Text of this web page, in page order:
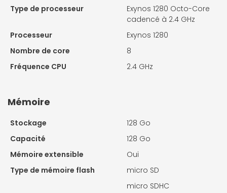
Type de processeur
Exynos 1280 Octo-Core
cadencé à 2.4 GHz
Processeur
Exynos 1280
Nombre de core
8
Fréquence CPU
2.4 GHz
Mémoire
Stockage
128 Go
Capacité
128 Go
Mémoire extensible
Oui
Type de mémoire flash
micro SD
micro SDHC